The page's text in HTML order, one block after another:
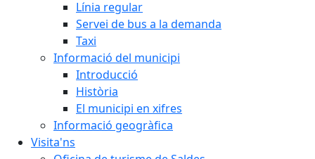
Línia regular
Servei de bus a la demanda
Taxi
Informació del municipi
Introducció
Història
El municipi en xifres
Informació geogràfica
Visita'ns